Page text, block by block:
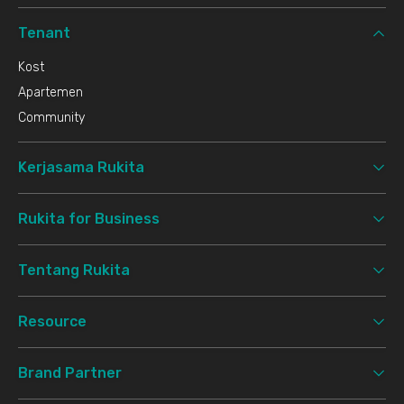
Tenant
Kost
Apartemen
Community
Kerjasama Rukita
Rukita for Business
Tentang Rukita
Resource
Brand Partner